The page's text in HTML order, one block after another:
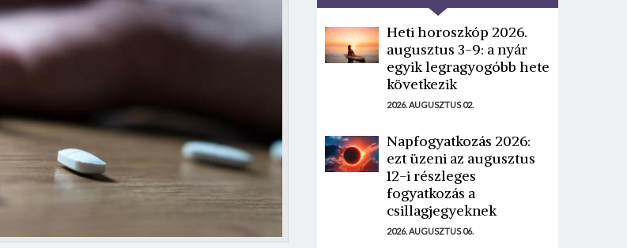
Heti horoszkóp 2026.
augusztus 3-9: a nyár
egyik legragyogóbb hete
következik
2026. AUGUSZTUS 02.
Napfogyatkozás 2026:
ezt üzeni az augusztus
12-i részleges
fogyatkozás a
csillagjegyeknek
2026. AUGUSZTUS 06.